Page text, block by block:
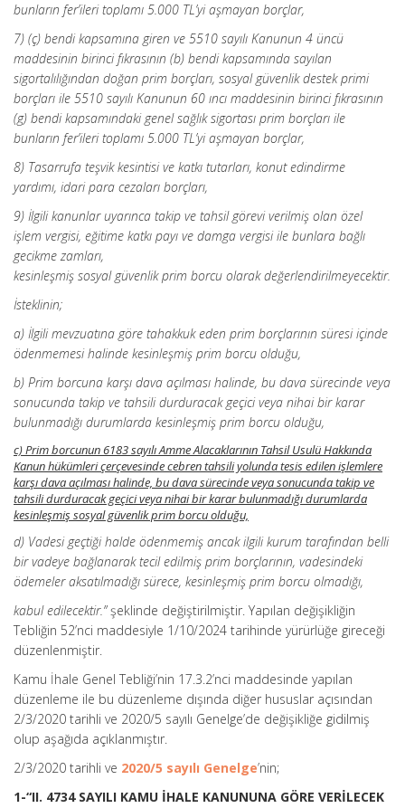
bunların fer’ileri toplamı 5.000 TL’yi aşmayan borçlar,
7) (ç) bendi kapsamına giren ve 5510 sayılı Kanunun 4 üncü
maddesinin birinci fıkrasının (b) bendi kapsamında sayılan
sigortalılığından doğan prim borçları, sosyal güvenlik destek primi
borçları ile 5510 sayılı Kanunun 60 ıncı maddesinin birinci fıkrasının
(g) bendi kapsamındaki genel sağlık sigortası prim borçları ile
bunların fer’ileri toplamı 5.000 TL’yi aşmayan borçlar,
8) Tasarrufa teşvik kesintisi ve katkı tutarları, konut edindirme
yardımı, idari para cezaları borçları,
9) İlgili kanunlar uyarınca takip ve tahsil görevi verilmiş olan özel
işlem vergisi, eğitime katkı payı ve damga vergisi ile bunlara bağlı
gecikme zamları,
kesinleşmiş sosyal güvenlik prim borcu olarak değerlendirilmeyecektir.
İsteklinin;
a) İlgili mevzuatına göre tahakkuk eden prim borçlarının süresi içinde
ödenmemesi halinde kesinleşmiş prim borcu olduğu,
b) Prim borcuna karşı dava açılması halinde, bu dava sürecinde veya
sonucunda takip ve tahsili durduracak geçici veya nihai bir karar
bulunmadığı durumlarda kesinleşmiş prim borcu olduğu,
c) Prim borcunun 6183 sayılı Amme Alacaklarının Tahsil Usulü Hakkında
Kanun hükümleri çerçevesinde cebren tahsili yolunda tesis edilen işlemlere
karşı dava açılması halinde, bu dava sürecinde veya sonucunda takip ve
tahsili durduracak geçici veya nihai bir karar bulunmadığı durumlarda
kesinleşmiş sosyal güvenlik prim borcu olduğu,
d) Vadesi geçtiği halde ödenmemiş ancak ilgili kurum tarafından belli
bir vadeye bağlanarak tecil edilmiş prim borçlarının, vadesindeki
ödemeler aksatılmadığı sürece, kesinleşmiş prim borcu olmadığı,
kabul edilecektir.”şeklinde değiştirilmiştir. Yapılan değişikliğin
Tebliğin 52’nci maddesiyle 1/10/2024 tarihinde yürürlüğe gireceği
düzenlenmiştir.
Kamu İhale Genel Tebliği’nin 17.3.2’nci maddesinde yapılan
düzenleme ile bu düzenleme dışında diğer hususlar açısından
2/3/2020 tarihli ve 2020/5 sayılı Genelge’de değişikliğe gidilmiş
olup aşağıda açıklanmıştır.
2/3/2020 tarihli ve 2020/5 sayılı Genelge’nin;
1-“II. 4734 SAYILI KAMU İHALE KANUNUNA GÖRE VERİLECEK